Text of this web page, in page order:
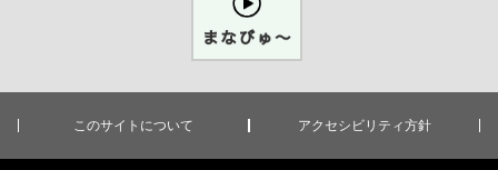
ー（別ウイン
ドウが開きま
このサイトについて アクセシビリティ方針